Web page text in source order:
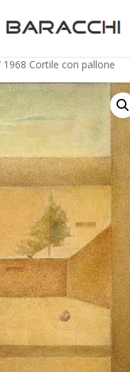
1968 Cortile con pallone